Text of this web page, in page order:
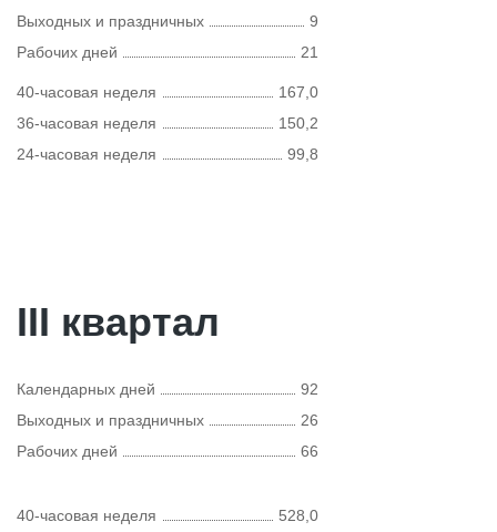
Выходных и праздничных
9
Рабочих дней
21
40-часовая неделя
167,0
36-часовая неделя
150,2
24-часовая неделя
99,8
III квартал
Календарных дней
92
Выходных и праздничных
26
Рабочих дней
66
40-часовая неделя 528,0